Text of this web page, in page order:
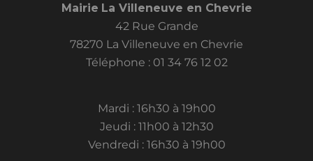
Mairie La Villeneuve en Chevrie
42 Rue Grande
78270 La Villeneuve en Chevrie
Téléphone : 01 34 76 12 02
Mardi : 16h30 à 19h00
Jeudi : 11h00 à 12h30
Vendredi : 16h30 à 19h00